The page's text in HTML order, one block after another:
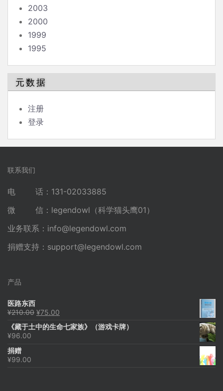
2003
2000
1999
1995
元数据
注册
登录
联系我们
电 话：131-02033885
微 信：legendowl（科学猫头鹰01）
业务联系： info@legendowl.com
捐赠支持： support@legendowl.com
产品
医路东西
¥210.00 原
为：
¥75.00
价
《藏于土中的生命七家族》（游戏卡牌）
¥96.00
捐赠
¥99.00